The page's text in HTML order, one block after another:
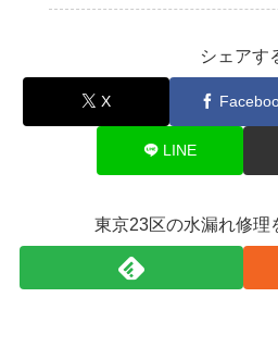
シェアす
X
LINE
東京23区の水漏れ修理